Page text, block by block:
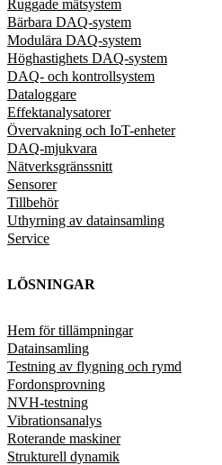
Ruggade mätsystem
Bärbara DAQ-system
Modulära DAQ-system
Höghastighets DAQ-system
DAQ- och kontrollsystem
Dataloggare
Effektanalysatorer
Övervakning och IoT-enheter
DAQ-mjukvara
Nätverksgränssnitt
Sensorer
Tillbehör
Uthyrning av datainsamling
Service
LÖSNINGAR
Hem för tillämpningar
Datainsamling
Testning av flygning och rymd
Fordonsprovning
NVH-testning
Vibrationsanalys
Roterande maskiner
Strukturell dynamik